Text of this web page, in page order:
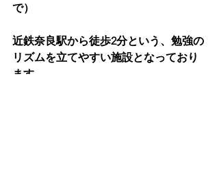
で）
近鉄奈良駅から徒歩2分という、勉強の
リズムを立てやすい施設となっており
ます。